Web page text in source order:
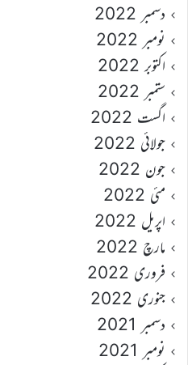
دسمبر 2022
نومبر 2022
اکتوبر 2022
ستمبر 2022
اگست 2022
جولائی 2022
جون 2022
مئی 2022
اپریل 2022
مارچ 2022
فروری 2022
جنوری 2022
دسمبر 2021
نومبر 2021